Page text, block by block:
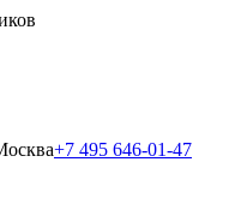
+7 495 646-01-47